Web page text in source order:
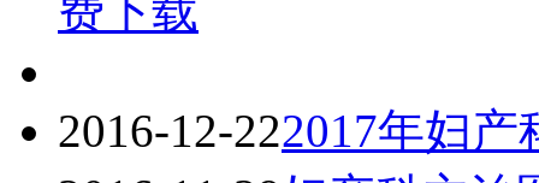
费下载
2016-12-222017年妇